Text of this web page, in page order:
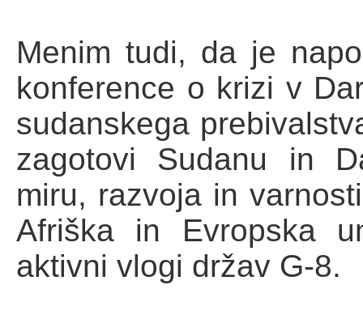
Menim tudi, da je
konference o krizi v
sudanskega
zagotovi Sudanu in
miru, razvoja in
Afriška in Evropska
aktivni vlogi držav G-8.